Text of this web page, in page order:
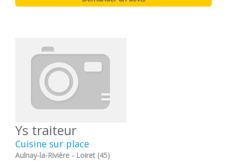
Ys traiteur
Cuisine sur place
Aulnay-la-Rivière - Loiret (45)